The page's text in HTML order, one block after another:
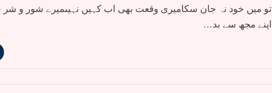
تو میں خود نہ جان سکامیری وقعت بھی اب کہیں نہیںمیرے شور و شر
اپنے مجھ سے بد…